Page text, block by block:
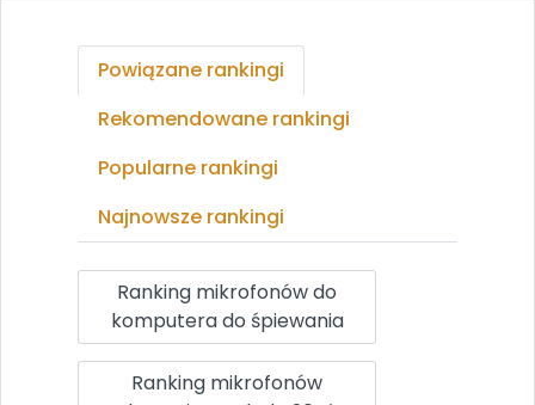
Powiązane rankingi
Rekomendowane rankingi
Popularne rankingi
Najnowsze rankingi
Ranking mikrofonów do
komputera do śpiewania
Ranking mikrofonów